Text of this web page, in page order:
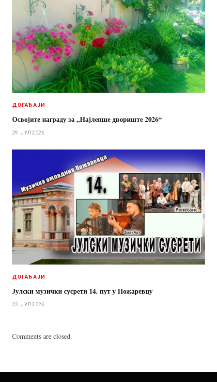
ДОГАЂАЈИ
Освојите награду за „Најлепше двориште 2026“
29. ЈУЛ 2026.
ДОГАЂАЈИ
Јулски музички сусрети 14. пут у Пожаревцу
23. ЈУЛ 2026.
Comments are closed.